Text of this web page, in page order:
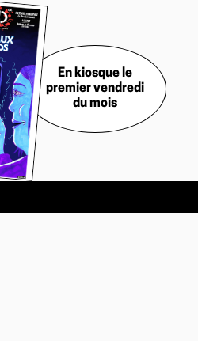
En kiosque le
premier vendredi
du mois